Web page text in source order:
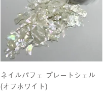
ネイルパフェ プレートシェル
(オフホワイト)